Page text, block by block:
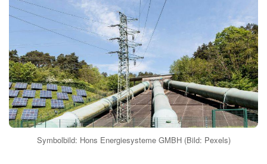
Symbolbild: Hons Energiesysteme GMBH (Bild: Pexels)